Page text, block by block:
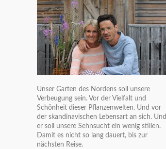
Unser Garten des Nordens soll unsere
Verbeugung sein. Vor der Vielfalt und
Schönheit dieser Pflanzenwelten. Und vor
der skandinavischen Lebensart an sich. Und
er soll unsere Sehnsucht ein wenig stillen.
Damit es nicht so lang dauert, bis zur
nächsten Reise.